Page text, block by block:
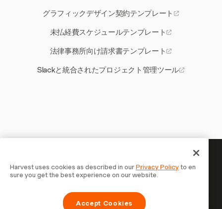
グラフィックデザイン契約テンプレート
未払経費スケジュールテンプレート
法律事務所向け請求書テンプレート
Slackと統合されたプロジェクト管理ツール
あなたの時間には記録する価値
がある — 今すぐ始めましょう
Harvestで時間を記録し、クライアントに請求し、より速
く支払いを受ける70,000以上の企業に参加しましょう。無
Harvest uses cookies as described in ourPrivacy Policyto en
sure you get the best experience on our website.
Accept Cookies